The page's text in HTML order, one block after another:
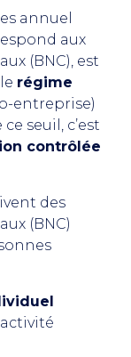
annuel
aux
(BNC), est
régime
entreprise)
seuil, c’est
contrôlée
des
(BNC)